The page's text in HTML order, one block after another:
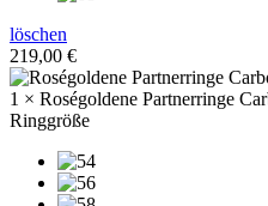
löschen
219,00 €
1 × Roségoldene Partnerringe
Ringgröße